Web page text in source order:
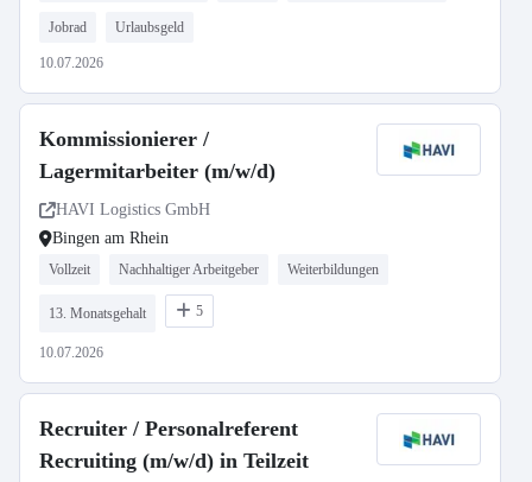
Jobrad Urlaubsgeld
10.07.2026
Kommissionierer /
Lagermitarbeiter (m/w/d)
HAVI Logistics GmbH
Bingen am Rhein
Vollzeit Nachhaltiger Arbeitgeber Weiterbildungen
13. Monatsgehalt 5
10.07.2026
Recruiter / Personalreferent
Recruiting (m/w/d) in Teilzeit